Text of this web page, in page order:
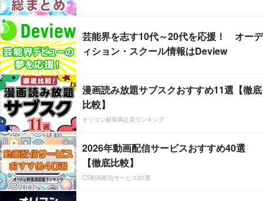
芸能界を志す10代～20代を応援！ オーデ
ィション・スクール情報はDeview
漫画読み放題サブスクおすすめ11選【徹底
比較】
オリコン顧客満足度ランキング
2026年動画配信サービスおすすめ40選
【徹底比較】
CS動画配信サービス20選